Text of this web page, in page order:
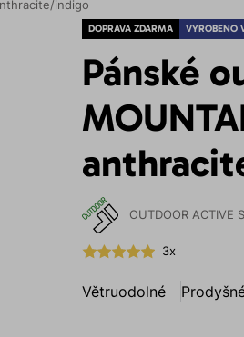
indigo
DOPRAVA ZDARMA VYROBENO
Pánské
OUTDOOR ACTIVE
3x
Větruodolné